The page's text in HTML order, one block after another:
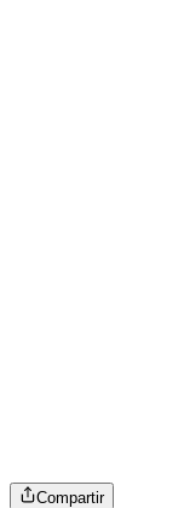
Compartir